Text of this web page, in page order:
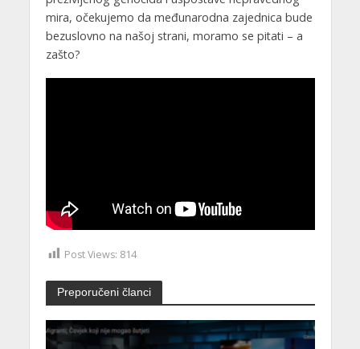
mira, očekujemo da međunarodna zajednica bude
bezuslovno na našoj strani, moramo se pitati – a
zašto?
Post Views: 814
Preporučeni članci